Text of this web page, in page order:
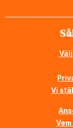
Vi